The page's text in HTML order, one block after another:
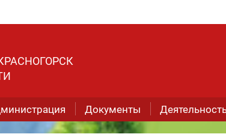
Документы